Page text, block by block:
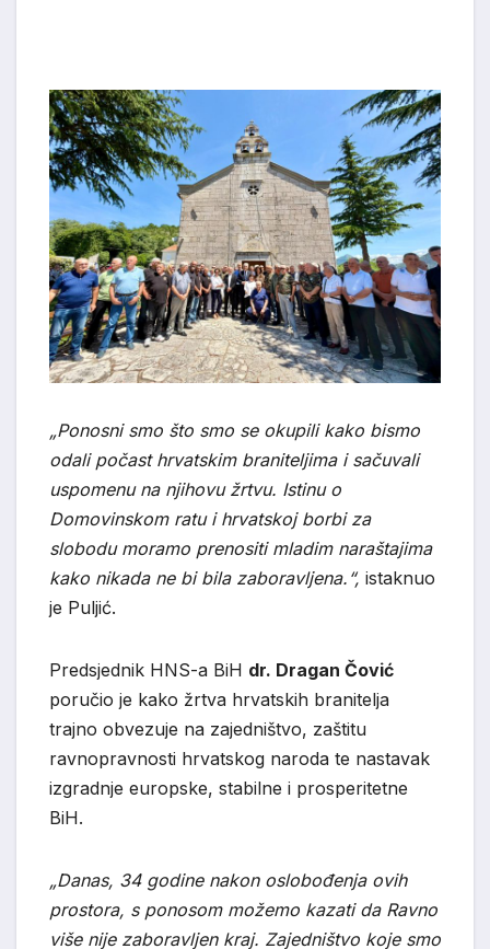
„Ponosni smo što smo se okupili kako bismo
odali počast hrvatskim braniteljima i sačuvali
uspomenu na njihovu žrtvu. Istinu o
Domovinskom ratu i hrvatskoj borbi za
slobodu moramo prenositi mladim naraštajima
kako nikada ne bi bila zaboravljena.“, istaknuo
je Puljić.
Predsjednik HNS-a BiH dr. Dragan Čović
poručio je kako žrtva hrvatskih branitelja
trajno obvezuje na zajedništvo, zaštitu
ravnopravnosti hrvatskog naroda te nastavak
izgradnje europske, stabilne i prosperitetne
BiH.
„Danas, 34 godine nakon oslobođenja ovih
prostora, s ponosom možemo kazati da Ravno
više nije zaboravljen kraj. Zajedništvo koje smo